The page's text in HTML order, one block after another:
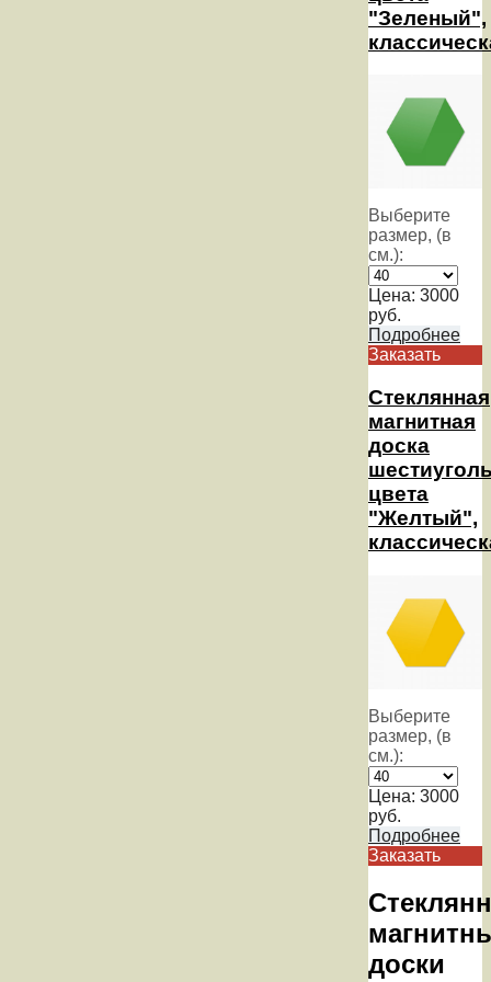
"Зеленый",
Выберите
размер, (в
см.):
Цена: 3000
руб.
Подробнее
Заказать
Стеклянная
магнитная
доска
цвета
"Желтый",
Выберите
размер, (в
см.):
Цена: 3000
руб.
Подробнее
Заказать
доски